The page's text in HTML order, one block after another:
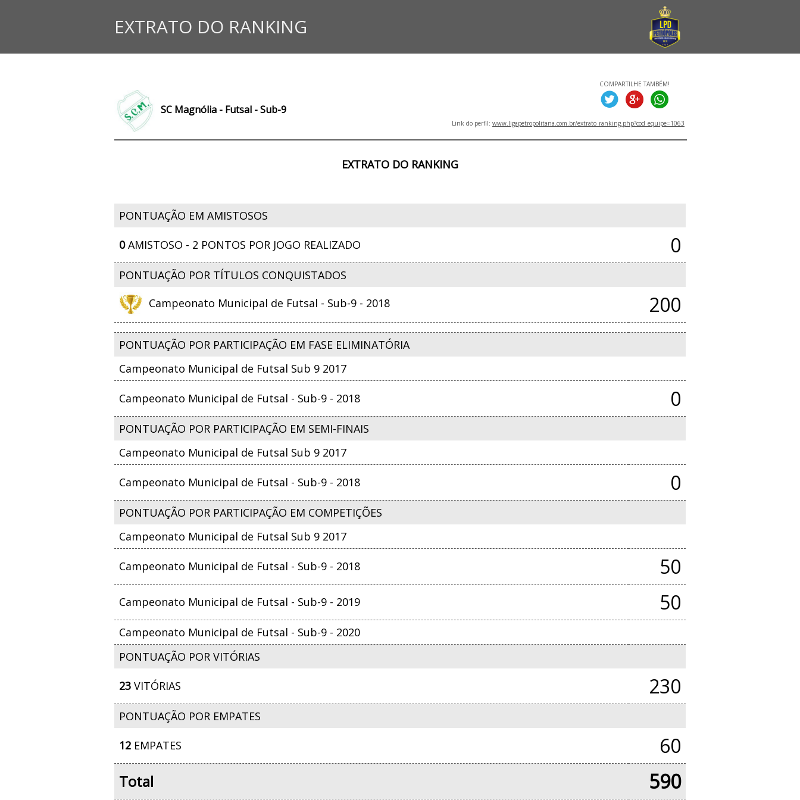
EXTRATO DO RANKING
SC Magnólia - Futsal - Sub-9
COMPARTILHE TAMBÉM!
Link do perfil: www.ligapetropolitana.com.br/extrato_ranking.php?cod_equipe=1063
EXTRATO DO RANKING
PONTUAÇÃO EM AMISTOSOS
0AMISTOSO - 2 PONTOS POR JOGO REALIZADO 0
PONTUAÇÃO POR TÍTULOS CONQUISTADOS
Campeonato Municipal de Futsal - Sub-9 - 2018
200
PONTUAÇÃO POR PARTICIPAÇÃO EM FASE ELIMINATÓRIA
Campeonato Municipal de Futsal Sub 9 2017
Campeonato Municipal de Futsal - Sub-9 - 2018 0
PONTUAÇÃO POR PARTICIPAÇÃO EM SEMI-FINAIS
Campeonato Municipal de Futsal Sub 9 2017
Campeonato Municipal de Futsal - Sub-9 - 2018 0
PONTUAÇÃO POR PARTICIPAÇÃO EM COMPETIÇÕES
Campeonato Municipal de Futsal Sub 9 2017
Campeonato Municipal de Futsal - Sub-9 - 2018 50
Campeonato Municipal de Futsal - Sub-9 - 2019 50
Campeonato Municipal de Futsal - Sub-9 - 2020
PONTUAÇÃO POR VITÓRIAS
23 VITÓRIAS 230
PONTUAÇÃO POR EMPATES
12 EMPATES 60
Total 590